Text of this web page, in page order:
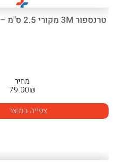
טרנספור 3M מקורי 2.5 ס"מ – אריזה 12 יחידות
מחיר
₪
79.00
צפייה במוצר